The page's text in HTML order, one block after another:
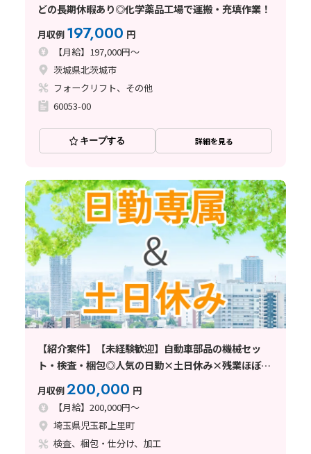
どの長期休暇あり◎化学薬品工場で運搬・充填作業！
月収例 197,000 円
【月給】197,000円～
茨城県北茨城市
フォークリフト、その他
60053-00
キープする 詳細を見る
【紹介案件】【未経験歓迎】自動車部品の機械セッ
ト・検査・梱包◎人気の日勤×土日休み×残業ほぼな
月収例200,000 円
【月給】200,000円～
埼玉県児玉郡上里町
検査、梱包・仕分け、加工